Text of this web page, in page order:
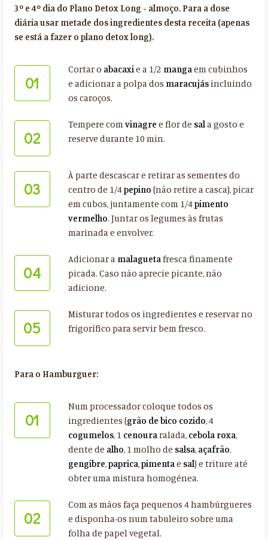
3º e 4º dia do Plano Detox Long - almoço. Para a dose
diária usar metade dos ingredientes desta receita (apenas
se está a fazer o plano detox long).
01
Cortar o abacaxie a 1/2 mangaem cubinhos
e adicionar a polpa dos maracujásincluindo
os caroços.
02
Tempere comvinagre e flor de sala gosto e
reserve durante 10 min.
03
À parte descascar e retirar as sementes do
centro de 1/4pepino (não retire a casca), picar
em cubos, juntamente com 1/4pimento
vermelho. Juntar os legumes às frutas
marinada e envolver.
04
Adicionar a malaguetafresca finamente
picada. Caso não aprecie picante, não
adicione.
05
Misturar todos os ingredientes e reservar no
frigorífico para servir bem fresco.
Para o Hamburguer:
01
Num processador coloque todos os
ingredientes (grão de bico cozido, 4
cogumelos, 1 cenouraralada, cebola roxa,
dente de alho, 1 molho de salsa, açafrão,
gengibre,paprica,pimentae sal) e triture até
obter uma mistura homogénea.
02
Com as mãos faça pequenos 4 hambúrgueres
e disponha-os num tabuleiro sobre uma
folha de papel vegetal.